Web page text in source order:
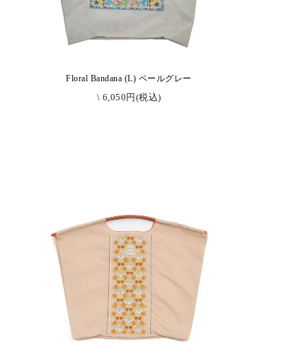
Floral Bandana (L) ペールグレー
\ 6,050円(税込)